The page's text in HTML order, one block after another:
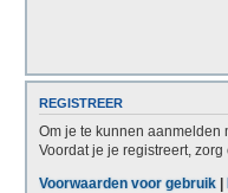
REGISTREER
Om je te kunnen aanmelden
Voordat je je registreert,
Voorwaarden voor gebruik |